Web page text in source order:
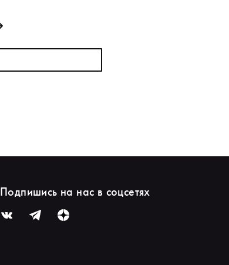
Подпишись на нас в соцсетях